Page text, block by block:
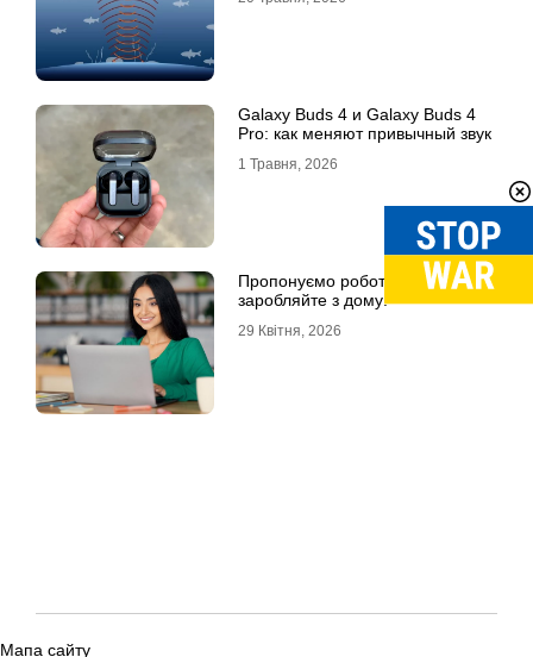
Galaxy Buds 4 и Galaxy Buds 4
Pro: как меняют привычный звук
1 Травня, 2026
Пропонуємо роботу онлайн –
заробляйте з дому!
29 Квітня, 2026
Мапа сайту